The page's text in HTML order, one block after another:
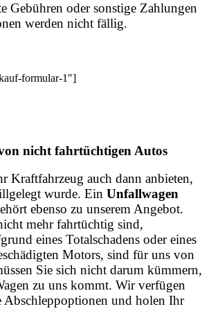
Gebühren oder sonstige Zahlungen
werden nicht fällig.
formular-1″]
nicht fahrtüchtigen Autos
Kraftfahrzeug auch dann anbieten,
wurde. Ein Unfallwagen
ebenso zu unserem Angebot.
mehr fahrtüchtig sind,
eines Totalschadens oder eines
Motors, sind für uns von
Sie sich nicht darum kümmern,
zu uns kommt. Wir verfügen
Abschleppoptionen und holen Ihr